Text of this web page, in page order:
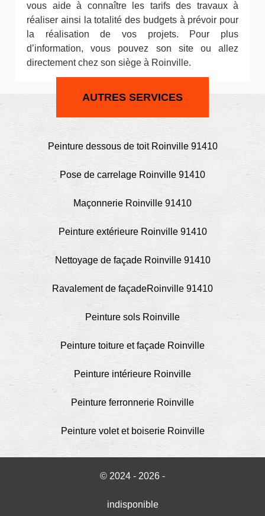
vous aide à connaître les tarifs des travaux à
réaliser ainsi la totalité des budgets à prévoir pour
la réalisation de vos projets. Pour plus
d’information, vous pouvez son site ou allez
directement chez son siège à Roinville.
AUTRES SERVICES
Peinture dessous de toit Roinville 91410
Pose de carrelage Roinville 91410
Maçonnerie Roinville 91410
Peinture extérieure Roinville 91410
Nettoyage de façade Roinville 91410
Ravalement de façadeRoinville 91410
Peinture sols Roinville
Peinture toiture et façade Roinville
Peinture intérieure Roinville
Peinture ferronnerie Roinville
Peinture volet et boiserie Roinville
© 2024 - 2026 -
indisponible